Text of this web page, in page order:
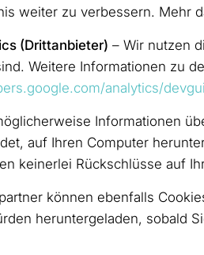
weiter zu verbessern. Mehr
(Drittanbieter) – Wir nutzen
Weitere Informationen zu
analytics/
Informationen
auf Ihren Computer
keinerlei Rückschlüsse auf
können ebenfalls
heruntergeladen, sobald